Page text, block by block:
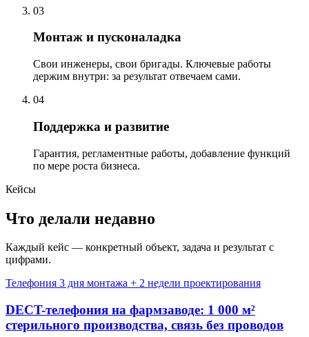
03
Монтаж и пусконаладка
Свои инженеры, свои бригады. Ключевые работы
держим внутри: за результат отвечаем сами.
04
Поддержка и развитие
Гарантия, регламентные работы, добавление функций
по мере роста бизнеса.
Кейсы
Что делали недавно
Каждый кейс — конкретный объект, задача и результат с
цифрами.
Телефония 3 дня монтажа + 2 недели проектирования
DECT-телефония на фармзаводе: 1 000 м²
стерильного производства, связь без проводов